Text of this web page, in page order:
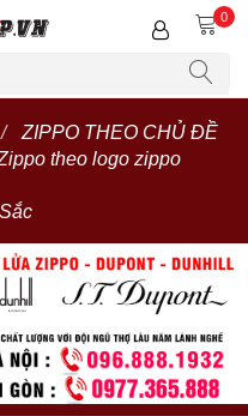
0
ZIPPO THEO CHỦ ĐỀ
theo logo zippo